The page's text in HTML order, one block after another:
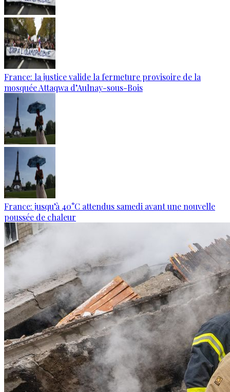
France: la justice valide la fermeture provisoire de la
mosquée Attaqwa d’Aulnay-sous-Bois
France: jusqu’à 40°C attendus samedi avant une nouvelle
poussée de chaleur